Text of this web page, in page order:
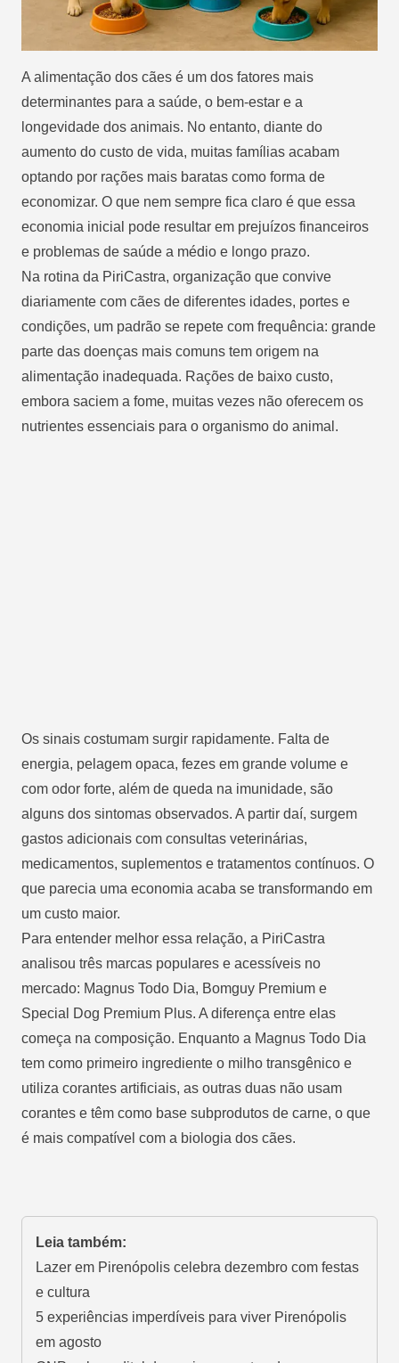
A alimentação dos cães é um dos fatores mais
determinantes para a saúde, o bem-estar e a
longevidade dos animais. No entanto, diante do
aumento do custo de vida, muitas famílias acabam
optando por rações mais baratas como forma de
economizar. O que nem sempre fica claro é que essa
economia inicial pode resultar em prejuízos financeiros
e problemas de saúde a médio e longo prazo.
Na rotina da PiriCastra, organização que convive
diariamente com cães de diferentes idades, portes e
condições, um padrão se repete com frequência: grande
parte das doenças mais comuns tem origem na
alimentação inadequada. Rações de baixo custo,
embora saciem a fome, muitas vezes não oferecem os
nutrientes essenciais para o organismo do animal.
Os sinais costumam surgir rapidamente. Falta de
energia, pelagem opaca, fezes em grande volume e
com odor forte, além de queda na imunidade, são
alguns dos sintomas observados. A partir daí, surgem
gastos adicionais com consultas veterinárias,
medicamentos, suplementos e tratamentos contínuos. O
que parecia uma economia acaba se transformando em
um custo maior.
Para entender melhor essa relação, a PiriCastra
analisou três marcas populares e acessíveis no
mercado: Magnus Todo Dia, Bomguy Premium e
Special Dog Premium Plus. A diferença entre elas
começa na composição. Enquanto a Magnus Todo Dia
tem como primeiro ingrediente o milho transgênico e
utiliza corantes artificiais, as outras duas não usam
corantes e têm como base subprodutos de carne, o que
é mais compatível com a biologia dos cães.
Leia também:
Lazer em Pirenópolis celebra dezembro com festas
e cultura
5 experiências imperdíveis para viver Pirenópolis
em agosto